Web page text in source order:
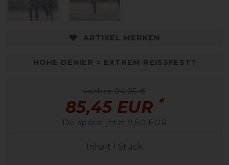
ARTIKEL MERKEN
HOHE DENIER = EXTREM REISSFEST?
vorher 94,95 €
85,45 EUR *
Du sparst jetzt 9,50 EUR
Inhalt 1 Stück